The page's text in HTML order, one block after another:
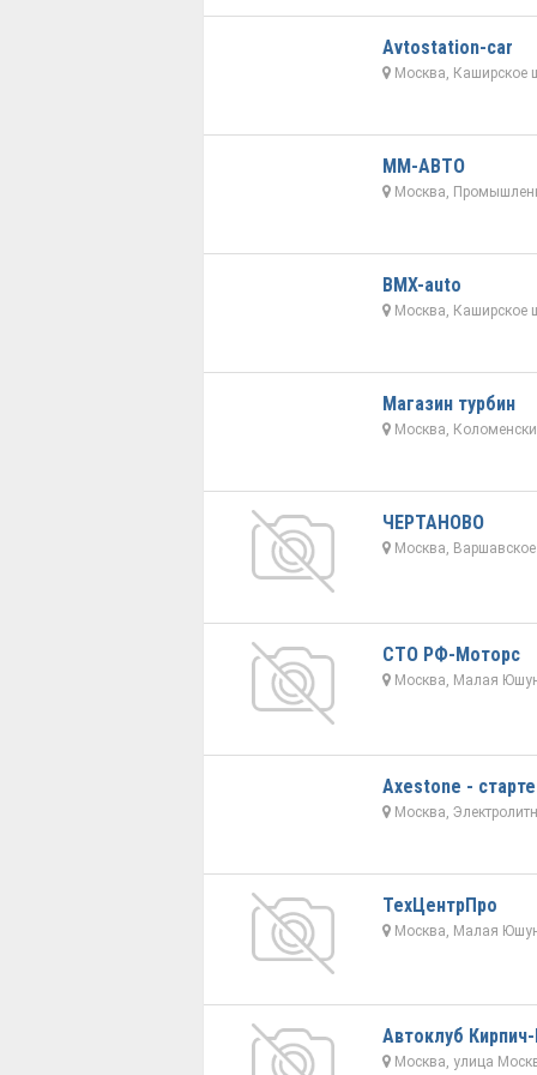
Avtostation-car
Москва, Каширское
ММ-АВТО
Москва,
BMX-auto
Москва, Каширское
Магазин турбин
Москва,
ЧЕРТАНОВО
Москва, Варшавское
СТО РФ-Моторс
Москва, Малая
Axestone -
Москва,
ТехЦентрПро
Москва, Малая
Автоклуб
Москва, улица